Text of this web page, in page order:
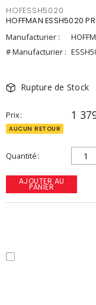
HOFESSH5020
HOFFMAN ESSH5020
Manufacturier :
# Manufacturier :
Rupture de Stock
Prix 1
AUCUN RETOUR
Quantité
AJOUTER AU
PANIER